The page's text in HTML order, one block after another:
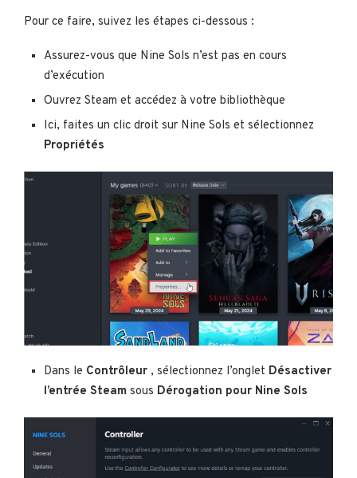
Pour ce faire, suivez les étapes ci-dessous :
Assurez-vous que Nine Sols n’est pas en cours
d’exécution
Ouvrez Steam et accédez à votre bibliothèque
Ici, faites un clic droit sur Nine Sols et sélectionnez
Propriétés
Dans le Contrôleur , sélectionnez l’onglet Désactiver
l’entrée Steam sous Dérogation pour Nine Sols